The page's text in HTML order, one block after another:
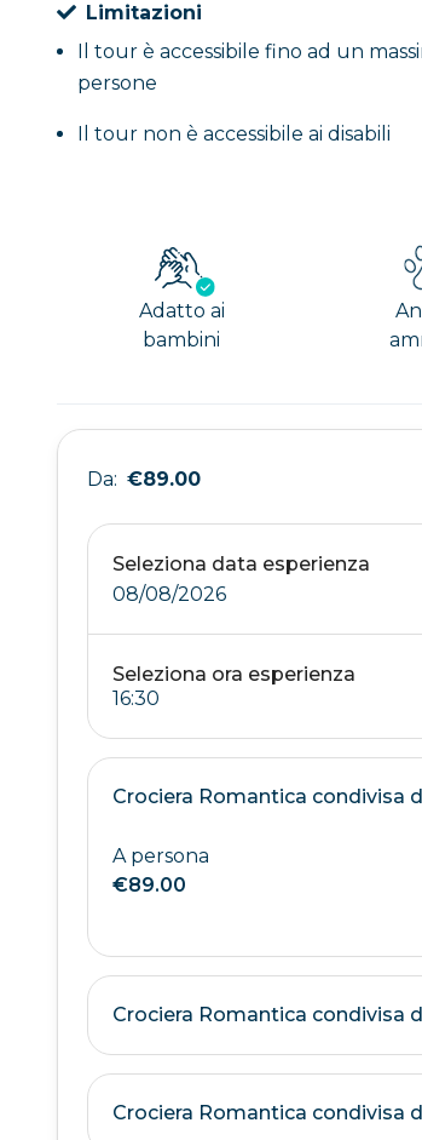
Limitazioni
Il tour è accessibile fino ad un
persone
Il tour non è accessibile ai disabili
Adatto ai
bambini
Da: €89.00
Seleziona data esperienza
08/08/2026
Seleziona ora esperienza
Crociera Romantica condivisa
A persona
€89.00
Crociera Romantica condivisa
Crociera Romantica condivisa